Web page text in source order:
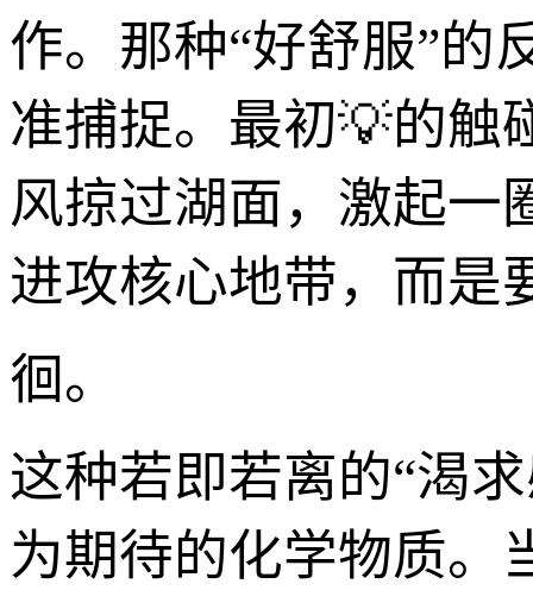
作。那种“好舒服”的
准捕捉。最初💡的触
风掠过湖面，激起一
进攻核心地带，而
徊。
这种若即若离的“渴
为期待的化学物质。